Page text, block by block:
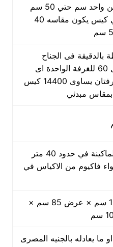
مقاس من واحد سم حتي 50 سم
اي اقصي كيس يكون مقاسه 40
بالدقيقة فى الجناح
الواحد اى 60 للغرفة الواحدة اى
240 للغرفتان يساوى 14400 كيس
بمقاس مبدئي
تسحب الماكينة في حدود 40 متر
فاكيوم من الاكياس في
طول 107 سم × عرض 85 سم ×